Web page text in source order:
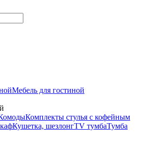
Мебель для гостиной
Комплекты стулья с кофейным
Кушетка, шезлонгTV тумбаТумба